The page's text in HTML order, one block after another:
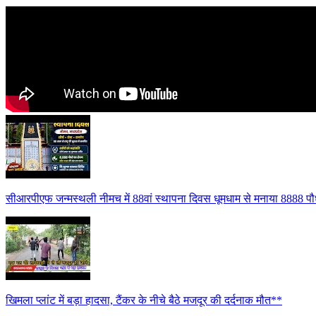
सीआरपीएफ जन्मस्थली नीमच में 88वां स्थापना दिवस धूमधाम से मनाया 8888
खिमला प्लांट में बड़ा हादसा, टैंकर के नीचे बैठे मजदूर की दर्दनाक मौत**